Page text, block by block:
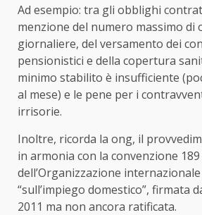
Ad esempio: tra gli obblighi
menzione del numero massimo di
giornaliere, del versamento dei
pensionistici e della copertura
minimo stabilito è insufficiente
al mese) e le pene per i
irrisorie.
Inoltre, ricorda la ong, il
in armonia con la convenzione 189
dell’Organizzazione
“sull’impiego domestico”, firmata
2011 ma non ancora ratificata.